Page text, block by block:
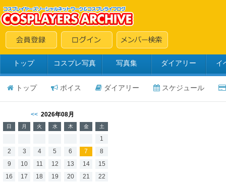
トップ コスプレ写真 写真集 ダイアリー イ
トップ ボイス ダイアリー スケジュール
<< 2026年08月
日 月 火 水 木 金 土
1
2
3 4 5 6 7
8
9
10 11 12 13 14
15
16
17 18 19 20 21
22